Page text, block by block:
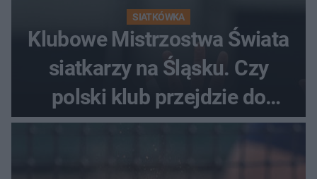
SIATKÓWKA
Klubowe Mistrzostwa Świata
siatkarzy na Śląsku. Czy
polski klub przejdzie do
historii